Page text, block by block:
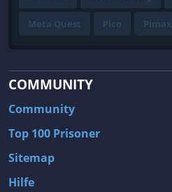
Meta Quest Pico Pimax
COMMUNITY
Community
Top 100 Prisoner
Sitemap
Hilfe